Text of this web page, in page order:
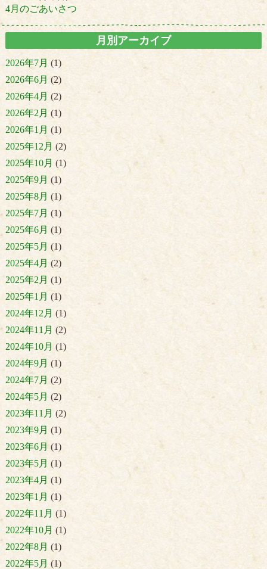
4月のごあいさつ
月別アーカイブ
2026年7月 (1)
2026年6月 (2)
2026年4月 (2)
2026年2月 (1)
2026年1月 (1)
2025年12月 (2)
2025年10月 (1)
2025年9月 (1)
2025年8月 (1)
2025年7月 (1)
2025年6月 (1)
2025年5月 (1)
2025年4月 (2)
2025年2月 (1)
2025年1月 (1)
2024年12月 (1)
2024年11月 (2)
2024年10月 (1)
2024年9月 (1)
2024年7月 (2)
2024年5月 (2)
2023年11月 (2)
2023年9月 (1)
2023年6月 (1)
2023年5月 (1)
2023年4月 (1)
2023年1月 (1)
2022年11月 (1)
2022年10月 (1)
2022年8月 (1)
2022年5月 (1)